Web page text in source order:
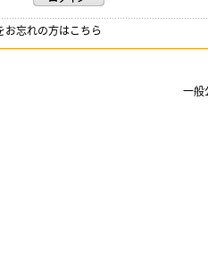
お忘れの方はこちら
一般